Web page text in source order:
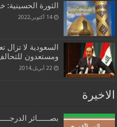
الثورة
14 أكتوبر,2022
السعودية لا
ومستعدون
22 أبريل,2014
الاخيرة
بصــــــائر